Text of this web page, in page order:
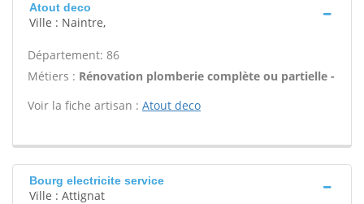
Atout deco
Ville : Naintre,
Département: 86
Métiers : Rénovation plomberie complète ou partielle -
Voir la fiche artisan : Atout deco
Bourg electricite service
Ville : Attignat